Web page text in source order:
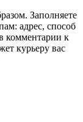
Заполняете
адрес, способ
комментарии к
курьеру вас